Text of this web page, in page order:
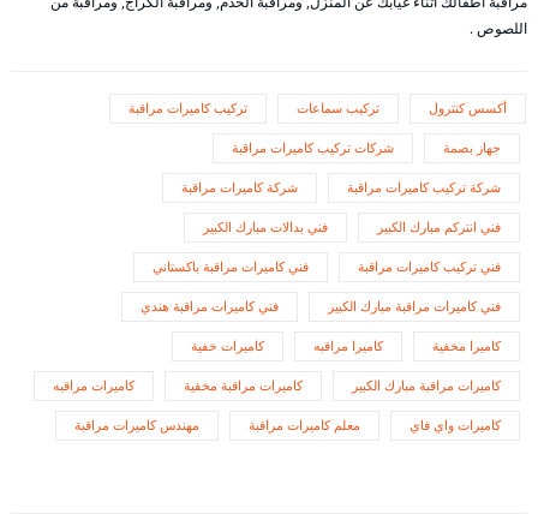
اللصوص .
أكسس كنترول تركيب سماعات تركيب كاميرات مراقبة
جهاز بصمة شركات تركيب كاميرات مراقبة
شركة تركيب كاميرات مراقبة شركة كاميرات مراقبة
فني انتركم مبارك الكبير فني بدالات مبارك الكبير
فني تركيب كاميرات مراقبة فني كاميرات مراقبة باكستاني
فني كاميرات مراقبة مبارك الكبير فني كاميرات مراقبة هندي
كاميرا مخفية كاميرا مراقبه كاميرات خفية
كاميرات مراقبة مبارك الكبير كاميرات مراقبة مخفية كاميرات مراقبه
كاميرات واي فاي معلم كاميرات مراقبة مهندس كاميرات مراقبة